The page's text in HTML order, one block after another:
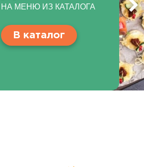
НА МЕНЮ ИЗ КАТАЛОГА
В каталог